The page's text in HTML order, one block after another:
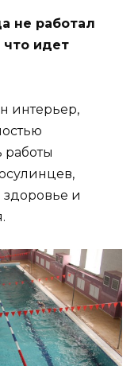
не работал
идет
интерьер,
здоровье и